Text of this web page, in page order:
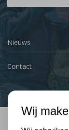
Nieuws
Contact
Wij